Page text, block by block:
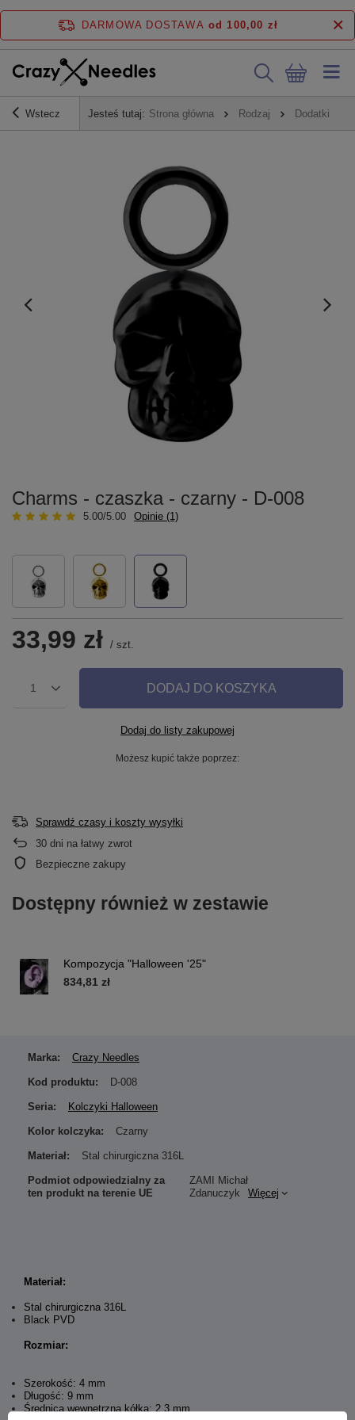
DARMOWA DOSTAWA od 100,00 zł
Wstecz Jesteś tutaj: Strona główna Rodzaj Dodatki
Charms - czaszka - czarny - D-008
5.00/5.00 Opinie (1)
33,99 zł / szt.
1 DODAJ DO KOSZYKA
Dodaj do listy zakupowej
Możesz kupić także poprzez:
Sprawdź czasy i koszty wysyłki
30 dni na łatwy zwrot
Bezpieczne zakupy
Dostępny również w zestawie
Kompozycja "Halloween '25"
834,81 zł
Materiał:
Stal chirurgiczna 316L
Black PVD
Rozmiar:
Szerokość: 4 mm
Długość: 9 mm
Średnica wewnętrzna kółka: 2,3 mm
Marka: Crazy Needles
Kod produktu: D-008
Seria: Kolczyki Halloween
Kolor kolczyka: Czarny
Materiał: Stal chirurgiczna 316L
Podmiot odpowiedzialny za
ten produkt na terenie UE
ZAMI Michał
Zdanuczyk
Więcej